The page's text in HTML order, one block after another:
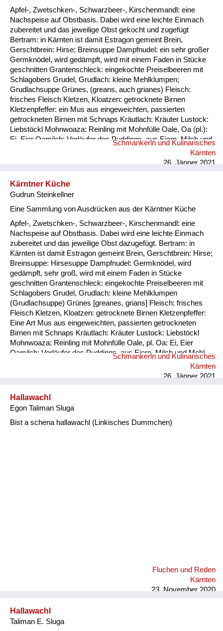
Apfel-, Zwetschken-, Schwarzbeer-, Kirschenmandl: eine
Nachspeise auf Obstbasis. Dabei wird eine leichte Einmach
zubereitet und das jeweilige Obst gekocht und zugefügt
Bertram: in Kärnten ist damit Estragon gemeint Brein,
Gerschtbrein: Hirse; Breinsuppe Dampfnudel: ein sehr großer
Germknödel, wird gedämpft, wird mit einem Faden in Stücke
geschnitten Grantenschleck: eingekochte Preiselbeeren mit
Schlagobers Grudel, Grudlach: kleine Mehlklumpen;
Grudlachsuppe Grünes, (greans, auch grianes) Fleisch:
frisches Fleisch Kletzen, Kloatzen: getrocknete Birnen
Kletzenpfeffer: ein Mus aus eingeweichten, passierten
getrockneten Birnen mit Schnaps Kräutlach: Kräuter Lustock:
Liebstöckl Mohnwoaza: Reinling mit Mohnfülle Oale, Oa (pl.):
Ei, Eier Oamilch: Vorläufer des Puddings, aus Eiern, Milch und
Lavanttal, Mohnwoaza mit einem Saft aus Dörrobst und
Schmankerln und Kulinarisches
Kärnten
26. Jänner 2021
Kärntner Küche
Gudrun Steinkellner
Eine Sammlung von Ausdrücken aus der Kärntner Küche
Apfel-, Zwetschken-, Schwarzbeer-, Kirschenmandl: eine
Nachspeise auf Obstbasis. Dabei wird eine leichte Einmach
zubereitet und das jeweilige Obst dazugefügt. Bertram: in
Kärnten ist damit Estragon gemeint Brein, Gerschtbrein: Hirse;
Breinsuppe: Hirsesuppe Dampfnudel: Germknödel, wird
gedämpft, sehr groß, wird mit einem Faden in Stücke
geschnitten Grantenschleck: eingekochte Preiselbeeren mit
Schlagobers Grudel, Grudlach: kleine Mehlklumpen
(Grudlachsuppe) Grünes [greanes, grians] Fleisch: frisches
Fleisch Kletzen, Kloatzen: getrocknete Birnen Kletzenpfeffer:
Eine Art Mus aus eingeweichten, passierten getrockneten
Birnen mit Schnaps Kräutlach: Kräuter Lustock: Liebstöckl
Mohnwoaza: Reinling mit Mohnfülle Oale, pl. Oa: Ei, Eier
Oamilch: Vorläufer des Puddings, aus Eiern, Milch und Mehl
Piggalan: Weihnachtsgericht im Lavanttal, Mohnwoaza mit
einem Saft aus Dörrobst und Schnaps übergossen Plentn:
Schmankerln und Kulinarisches
Kärnten
26. Jänner 2021
Hallawachl
Egon Taliman Sluga
Bist a schena hallawachl (Linkisches Dummchen)
Fluchen und Reden
Kärnten
23. November 2020
Hallawachl
Taliman E. Sluga